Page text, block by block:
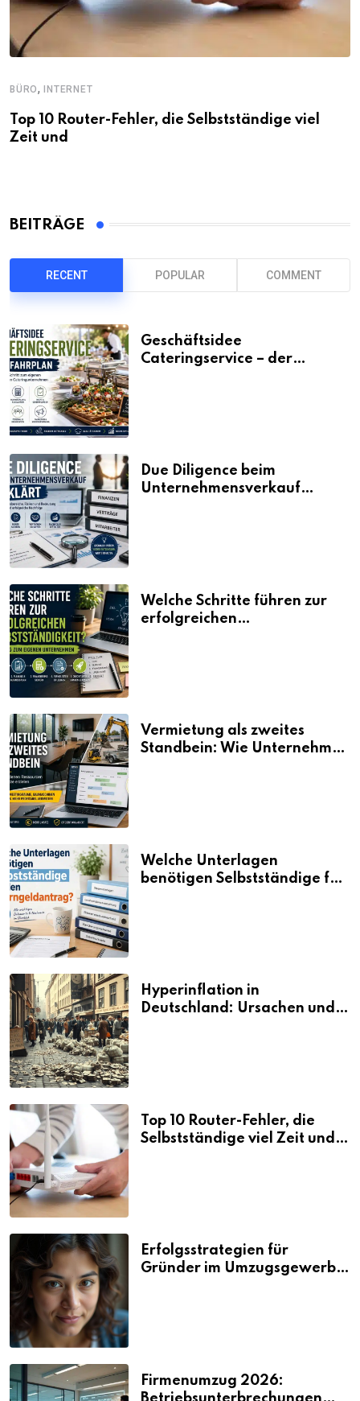
BÜRO, INTERNET
Top 10 Router-Fehler, die Selbstständige viel
Zeit und
BEITRÄGE
RECENT POPULAR COMMENT
Geschäftsidee
Cateringservice – der
Due Diligence beim
Unternehmensverkauf
Welche Schritte führen zur
erfolgreichen
Vermietung als zweites
Standbein: Wie Unternehmen
Welche Unterlagen
benötigen Selbstständige für
Hyperinflation in
Deutschland: Ursachen und
Top 10 Router-Fehler, die
Selbstständige viel Zeit und
Erfolgsstrategien für
Gründer im Umzugsgewerbe
Firmenumzug 2026: